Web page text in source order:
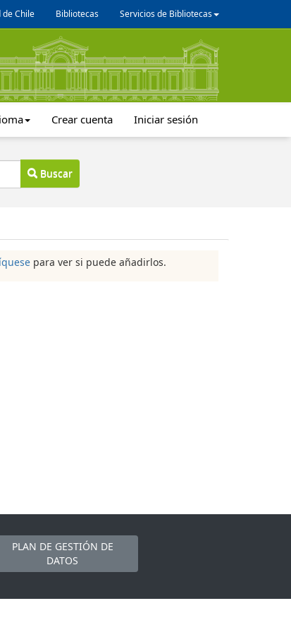
de Chile Bibliotecas Servicios de Bibliotecas
Crear cuenta Iniciar sesión
Buscar
para ver si puede añadirlos.
PLAN DE GESTIÓN DE
DATOS